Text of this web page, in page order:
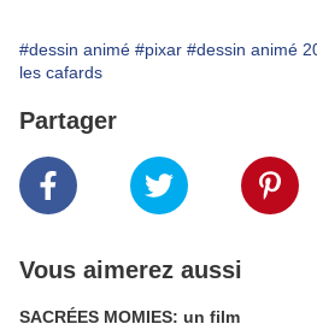
#dessin animé #pixar #dessin animé
les cafards
Partager
Vous aimerez aussi
SACRÉES MOMIES: un film